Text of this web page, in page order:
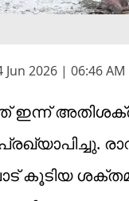
Jun 2026 | 06:46 AM
ഇന്ന്
കൂടിയ